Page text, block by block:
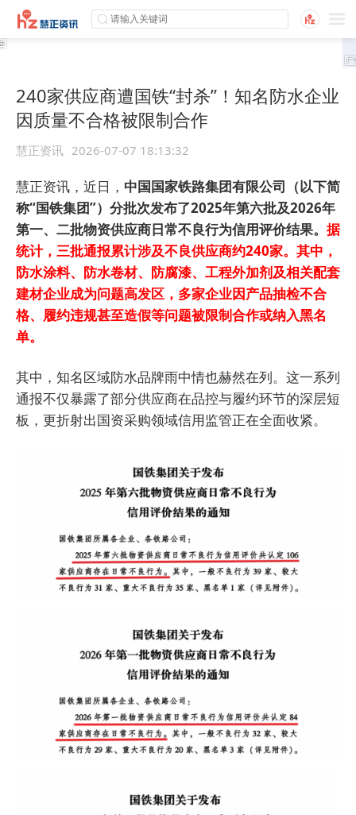
240家供应商遭国铁“封杀”！知名防水企业
因质量不合格被限制合作
慧正资讯 2026-07-07 18:13:32
慧正资讯，近日， 中国国家铁路集团有限公司（以下简
称“国铁集团”）分批次发布了2025年第六批及2026年
第一、二批物资供应商日常不良行为信用评价结果。 据
统计，三批通报累计涉及不良供应商约240家。其中，
防水涂料、防水卷材、防腐漆、工程外加剂及相关配套
建材企业成为问题高发区，多家企业因产品抽检不合
格、履约违规甚至造假等问题被限制合作或纳入黑名
单。
其中，知名区域防水品牌雨中情也赫然在列。这一系列
通报不仅暴露了部分供应商在品控与履约环节的深层短
板，更折射出国资采购领域信用监管正在全面收紧。